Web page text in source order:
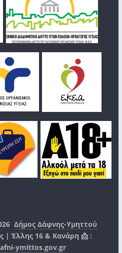
Δήμος Δάφνης-Υμηττού
| Έλλης 16 & Κανάρη 📩 :
ymittos.gov.gr